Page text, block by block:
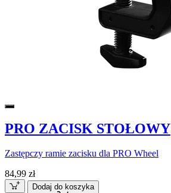
PRO ZACISK STOŁOWY
Zastępczy ramie zacisku dla PRO Wheel
84,99 zł
Dodaj do koszyka